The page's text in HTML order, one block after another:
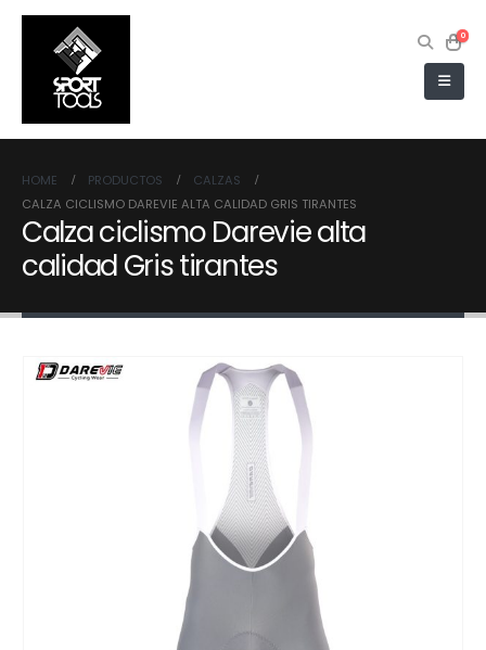
0
HOME PRODUCTOS
CALZAS
CALZA CICLISMO DAREVIE ALTA CALIDAD GRIS TIRANTES
Calza ciclismo Darevie alta
calidad Gris tirantes